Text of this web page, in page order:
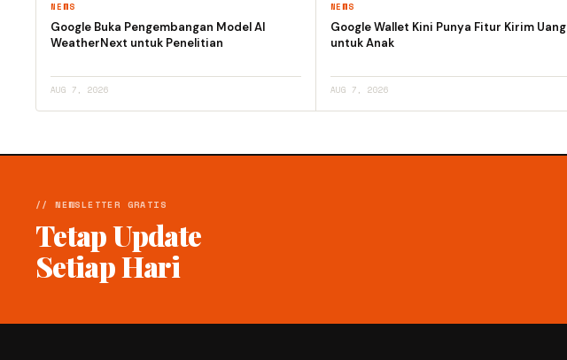
NEWS
Google Buka Pengembangan Model AI
WeatherNext untuk Penelitian
AUG 7, 2026
NEWS
Google Wallet Kini Punya Fitur Kirim Uang
untuk Anak
AUG 7, 2026
// NEWSLETTER GRATIS
Tetap Update
Setiap Hari